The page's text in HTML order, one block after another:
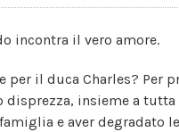
incontra il vero amore.
per il duca Charles? Per
insieme a tutta
e aver degradato